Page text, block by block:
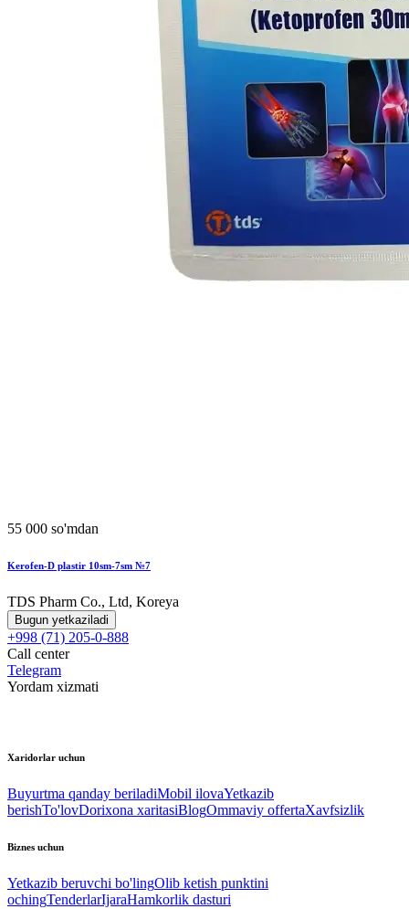
55 000 so'mdan
Kerofen-D plastir 10sm-7sm №7
TDS Pharm Co., Ltd, Koreya
Bugun yetkaziladi
+998 (71) 205-0-888
Call center
Telegram
Yordam xizmati
Xaridorlar uchun
Buyurtma qanday beriladiMobil ilovaYetkazib
berishTo'lovDorixona xaritasiBlogOmmaviy offertaXavfsizlik
Biznes uchun
Yetkazib beruvchi bo'lingOlib ketish punktini
ochingTenderlarIjaraHamkorlik dasturi